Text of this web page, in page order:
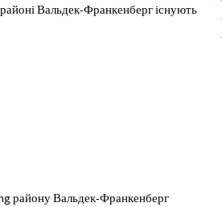
Вальдек-Франкенберг існують
району Вальдек-Франкенберг